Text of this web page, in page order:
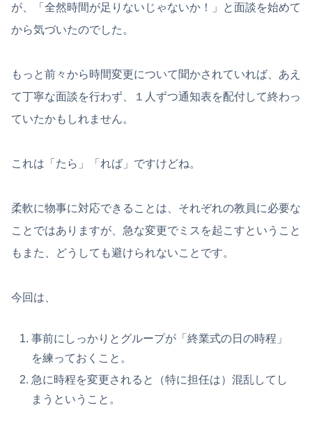
が、「全然時間が足りないじゃないか！」と面談を始めて
から気づいたのでした。
もっと前々から時間変更について聞かされていれば、あえ
て丁寧な面談を行わず、１人ずつ通知表を配付して終わっ
ていたかもしれません。
これは「たら」「れば」ですけどね。
柔軟に物事に対応できることは、それぞれの教員に必要な
ことではありますが、急な変更でミスを起こすということ
もまた、どうしても避けられないことです。
今回は、
事前にしっかりとグループが「終業式の日の時程」
を練っておくこと。
急に時程を変更されると（特に担任は）混乱してし
まうということ。